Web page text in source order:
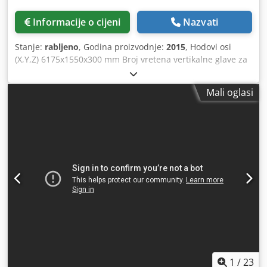
WOP za standardnu primjenu pri obradi ploča/uređenju
interijera s dodatnom funkcijom Lamello spajanja Cheded
opcionalno se može proširiti za potpuno interpoliranu
obradu u 5 osi MasterWindow: Integrirani softver za
konstruiranje prozora i vrata što znači da se strojem ne
mora (ali može) upravljati pomoću vanjskog softvera za
industriju. VIDEO prikazuje izradu 4 krila u jednom
ponuditi i odgovarajuće alate za stroj. (Tehničke
specifikacije prema proizvođaču - bez jamstva!)
Informacije o cijeni Nazvati
Stanje: rabljeno, Godina proizvodnje: 2015, Hodovi osi
(X,Y,Z) 6175x1550x300 mm Broj vretena vertikalne glave za
bušenje: 20 kom Broj vretena horizontalne glave za
bušenje: 10 kom Broj glava za glodanje: 1 kom Brzina
vrtnje: 24.000 o/min Kapacitet pumpe: 300 kg/h Agregat za
Processing Unit GLAVA ZA BUŠENJE SA 30 VRETENA: V20 /
H10/ S360° "MPU" MultiProcessingUnit s C-osom +/- 185° -
1 lančani izmjenjivač s 30 pozicija - Uključen SL laserski
Mali oglasi
1 /23